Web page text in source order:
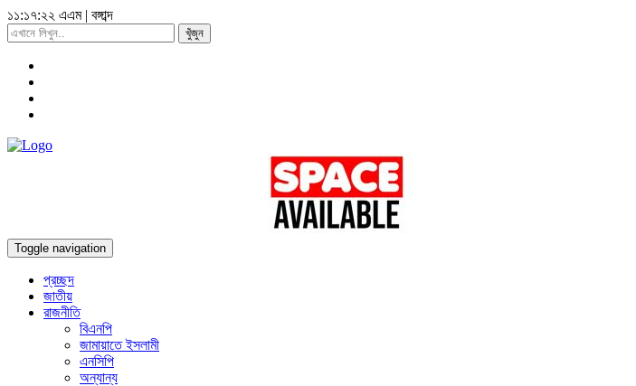
১১:১৭:২৪ এএম| বঙ্গাব্দ
খুঁজুন
Toggle navigation
প্রচ্ছদ
জাতীয়
রাজনীতি
বিএনপি
জামায়াতে ইসলামী
এনসিপি
অন্যান্য